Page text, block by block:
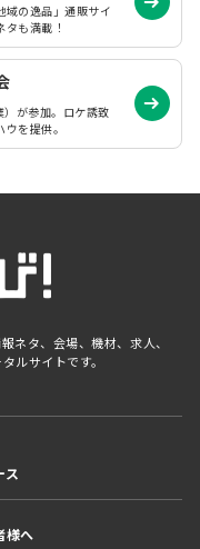
域の逸品」通販サイ
タも満載！
が参加。ロケ誘致
を提供。
ネタ、会場、機材、求人、
ルサイトです。
ス
様へ